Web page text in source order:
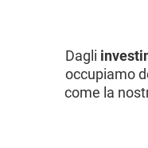
Dagli
occupiamo
come la